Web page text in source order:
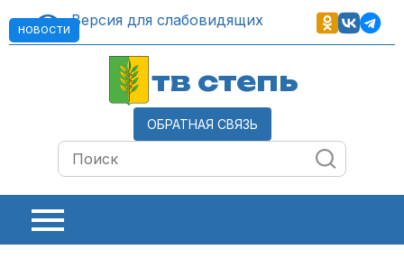
Версия для слабовидящих
тв степь
ОБРАТНАЯ СВЯЗЬ
НОВОСТИ